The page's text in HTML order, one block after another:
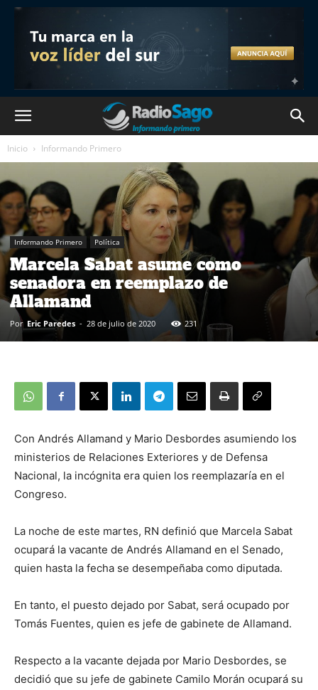
Inicio Informando Primero
Informando Primero Política
Marcela Sabat asume como
senadora en reemplazo de
Allamand
Por Eric Paredes - 28 de julio de 2020 231
Con Andrés Allamand y Mario Desbordes asumiendo los
ministerios de Relaciones Exteriores y de Defensa
Nacional, la incógnita era quien los reemplazaría en el
Congreso.
La noche de este martes, RN definió que Marcela Sabat
ocupará la vacante de Andrés Allamand en el Senado,
quien hasta la fecha se desempeñaba como diputada.
En tanto, el puesto dejado por Sabat, será ocupado por
Tomás Fuentes, quien es jefe de gabinete de Allamand.
Respecto a la vacante dejada por Mario Desbordes, se
decidió que su jefe de gabinete Camilo Morán ocupará su